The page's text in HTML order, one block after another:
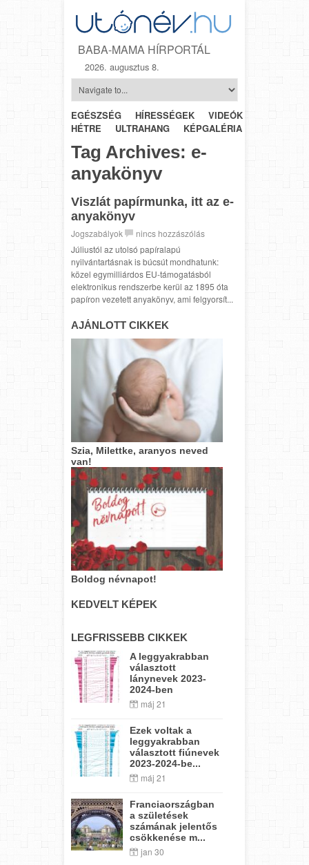
BABA-MAMA HÍRPORTÁL
2026. augusztus 8.
EGÉSZSÉG HÍRESSÉGEK VIDEÓK
HÉTRŐL-
HÉTRE
ULTRAHANG KÉPGALÉRIA
Tag Archives: e-
anyakönyv
Viszlát papírmunka, itt az e-
anyakönyv
Jogszabályok
nincs hozzászólás
Júliustól az utolsó papíralapú
nyilvántartásnak is búcsút mondhatunk:
közel egymilliárdos EU-támogatásból
elektronikus rendszerbe kerül az 1895 óta
papíron vezetett anyakönyv, ami felgyorsít...
AJÁNLOTT CIKKEK
Szia, Milettke, aranyos neved
van!
Boldog névnapot!
KEDVELT KÉPEK
LEGFRISSEBB CIKKEK
A leggyakrabban
választott
lánynevek 2023-
2024-ben
máj 21
Ezek voltak a
leggyakrabban
választott fiúnevek
2023-2024-be...
máj 21
Franciaországban
a születések
számának jelentős
csökkenése m...
jan 30